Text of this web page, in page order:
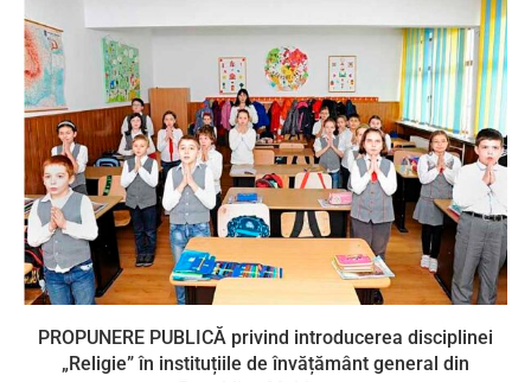
PROPUNERE PUBLICĂ privind introducerea disciplinei
„Religie” în instituțiile de învățământ general din